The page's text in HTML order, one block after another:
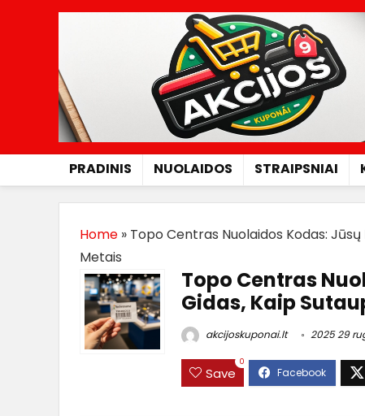
PRADINIS NUOLAIDOS STRAIPSNIAI
Home » Topo Centras Nuolaidos Kodas:
Metais
Topo Centras
Gidas, Kaip
akcijoskuponai.lt 2025 29
Save
0